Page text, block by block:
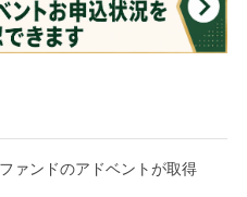
ァンドのアドベントが取得